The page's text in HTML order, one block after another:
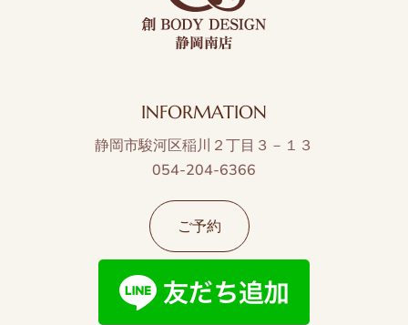
INFORMATION
静岡市駿河区稲川２丁目３－１３
054-204-6366
ご予約